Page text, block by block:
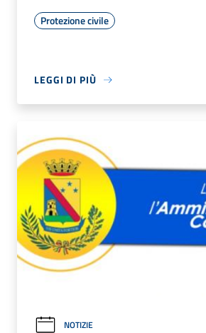
Protezione civile
LEGGI DI PIÙ
NOTIZIE